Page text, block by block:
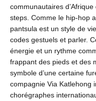
communautaires
steps. Comme le hip-hop
pantsula est un style de
codes gestuels et parler.
énergie et un rythme
frappant des pieds et des
symbole d’une certaine
compagnie Via Katlehong
chorégraphes